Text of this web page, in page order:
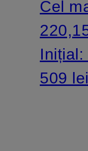
Cel
Inițial:
509 lei